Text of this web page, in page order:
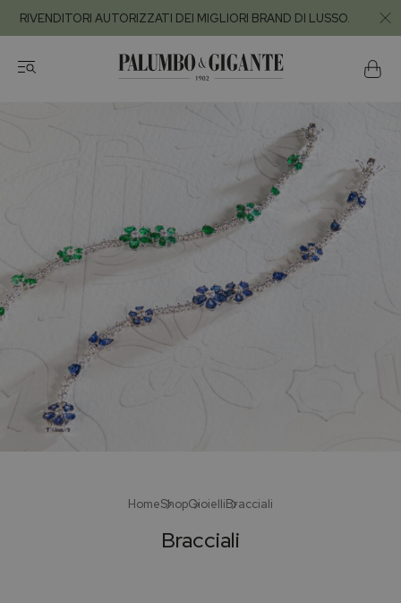
RIVENDITORI AUTORIZZATI DEI MIGLIORI BRAND DI LUSSO.
HomeShopGioielliBracciali
Bracciali